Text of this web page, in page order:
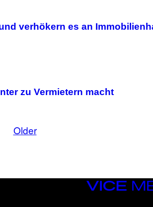
verhökern es an
zu Vermietern macht
Older
VICE